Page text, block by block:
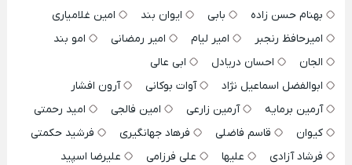
بهنام حسن زاده
بابی ایوان بند
امین غلامیاری
امیرحافظ رنجبر
امیر لیام امیر رمضانی
امو بند
الجان
احسان دریادل
ابی عالی
ابوالفضل اسماعیل نژاد
آوات بوکانی
آرون افشار
آرمین برمایه
آرمین زارعی امین فالجی
امید رحمتی
کیوان
قاسم فاضلی فرهاد جهانگیری
فرشید حکمتی
فرشاد آزادی
علیها علی فرزامی
علیرضا اسپید